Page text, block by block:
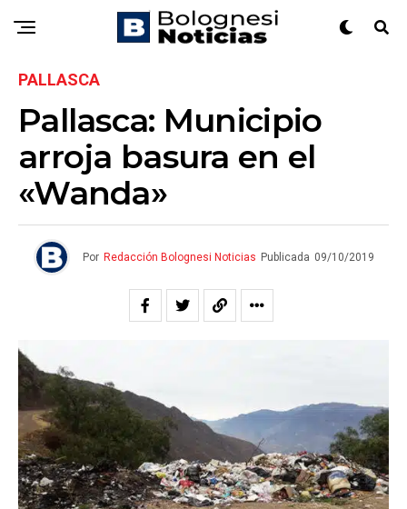
PALLASCA
Pallasca: Municipio
arroja basura en el
«Wanda»
Por Redacción Bolognesi Noticias Publicada 09/10/2019